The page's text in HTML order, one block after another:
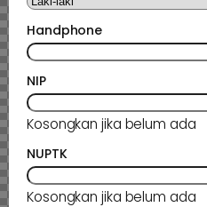
Handphone
NIP
Kosongkan jika belum ada
NUPTK
Kosongkan jika belum ada